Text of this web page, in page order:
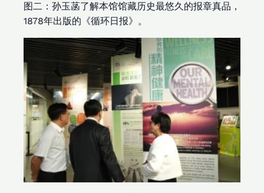
图二：孙玉菡了解本馆馆藏历史最悠久的报章真品，
1878年出版的《循环日报》。